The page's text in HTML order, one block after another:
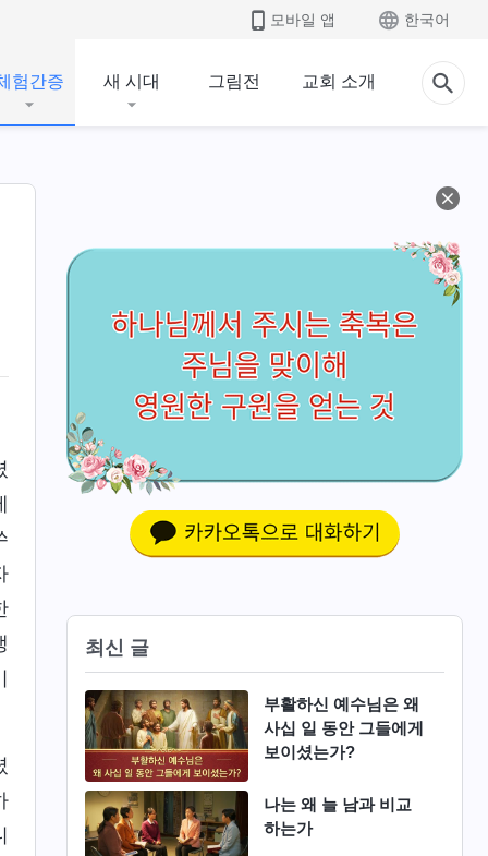
모바일 앱 한국어
험간증 새 시대 그림전 교회 소개
최신 글
부활하신 예수님은 왜
사십 일 동안 그들에게
보이셨는가?
나는 왜 늘 남과 비교
하는가